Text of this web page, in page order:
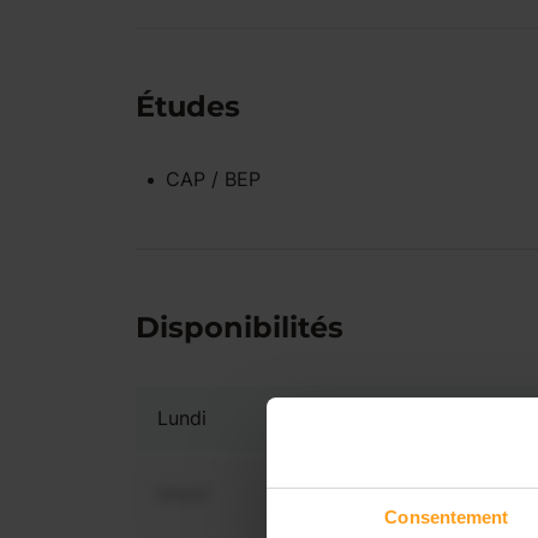
Consentement
Études
CAP / BEP
Disponibilités
Lundi